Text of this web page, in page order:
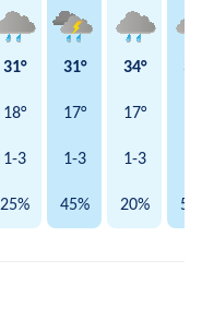
31° 31° 34°
18° 17° 17°
1-3 1-3 1-3
25% 45% 20%